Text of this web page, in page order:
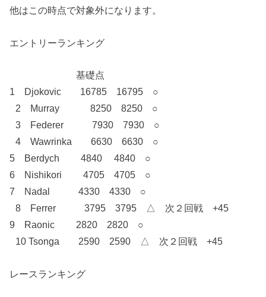
他はこの時点で対象外になります。
エントリーランキング
基礎点
1 Djokovic 16785 16795 ○
2 Murray 8250 8250 ○
3 Federer 7930 7930 ○
4 Wawrinka 6630 6630 ○
5 Berdych 4840 4840 ○
6 Nishikori 4705 4705 ○
7 Nadal 4330 4330 ○
8 Ferrer 3795 3795 △ 次２回戦 +45
9 Raonic 2820 2820 ○
10 Tsonga 2590 2590 △ 次２回戦 +45
レースランキング